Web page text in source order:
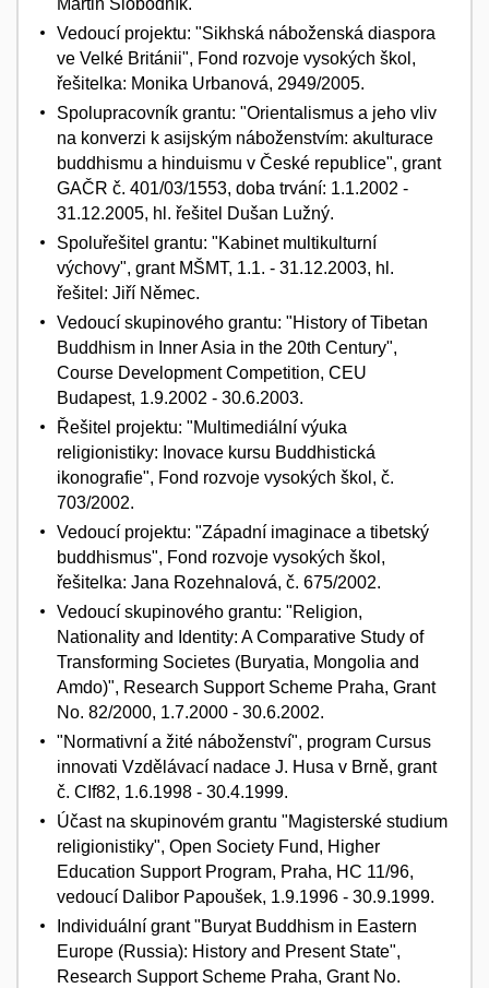
Martin Slobodník.
Vedoucí projektu: "Sikhská náboženská diaspora
ve Velké Británii", Fond rozvoje vysokých škol,
řešitelka: Monika Urbanová, 2949/2005.
Spolupracovník grantu: "Orientalismus a jeho vliv
na konverzi k asijským náboženstvím: akulturace
buddhismu a hinduismu v České republice", grant
GAČR č. 401/03/1553, doba trvání: 1.1.2002 -
31.12.2005, hl. řešitel Dušan Lužný.
Spoluřešitel grantu: "Kabinet multikulturní
výchovy", grant MŠMT, 1.1. - 31.12.2003, hl.
řešitel: Jiří Němec.
Vedoucí skupinového grantu: "History of Tibetan
Buddhism in Inner Asia in the 20th Century",
Course Development Competition, CEU
Budapest, 1.9.2002 - 30.6.2003.
Řešitel projektu: "Multimediální výuka
religionistiky: Inovace kursu Buddhistická
ikonografie", Fond rozvoje vysokých škol, č.
703/2002.
Vedoucí projektu: "Západní imaginace a tibetský
buddhismus", Fond rozvoje vysokých škol,
řešitelka: Jana Rozehnalová, č. 675/2002.
Vedoucí skupinového grantu: "Religion,
Nationality and Identity: A Comparative Study of
Transforming Societes (Buryatia, Mongolia and
Amdo)", Research Support Scheme Praha, Grant
No. 82/2000, 1.7.2000 - 30.6.2002.
"Normativní a žité náboženství", program Cursus
innovati Vzdělávací nadace J. Husa v Brně, grant
č. CIf82, 1.6.1998 - 30.4.1999.
Účast na skupinovém grantu "Magisterské studium
religionistiky", Open Society Fund, Higher
Education Support Program, Praha, HC 11/96,
vedoucí Dalibor Papoušek, 1.9.1996 - 30.9.1999.
Individuální grant "Buryat Buddhism in Eastern
Europe (Russia): History and Present State",
Research Support Scheme Praha, Grant No.